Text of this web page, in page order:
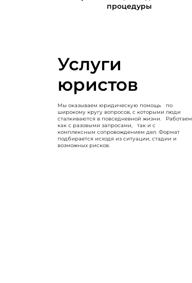
процедуры
Услуги
юристов
Мы оказываем юридическую помощь по
широкому кругу вопросов, с которыми люди
сталкиваются в повседневной жизни. Работаем
как с разовыми запросами, так и с
комплексным сопровождением дел. Формат
подбирается исходя из ситуации, стадии и
возможных рисков.